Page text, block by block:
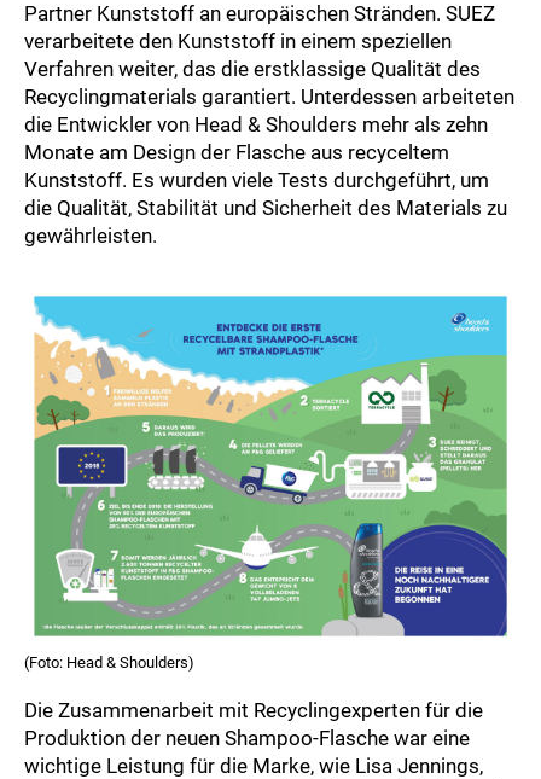
Partner Kunststoff an europäischen Stränden. SUEZ
verarbeitete den Kunststoff in einem speziellen
Verfahren weiter, das die erstklassige Qualität des
Recyclingmaterials garantiert. Unterdessen arbeiteten
die Entwickler von Head & Shoulders mehr als zehn
Monate am Design der Flasche aus recyceltem
Kunststoff. Es wurden viele Tests durchgeführt, um
die Qualität, Stabilität und Sicherheit des Materials zu
gewährleisten.
(Foto: Head & Shoulders)
Die Zusammenarbeit mit Recyclingexperten für die
Produktion der neuen Shampoo-Flasche war eine
wichtige Leistung für die Marke, wie Lisa Jennings,